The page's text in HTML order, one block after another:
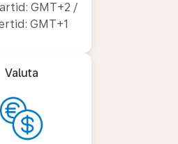
GMT+2 /
GMT+1
Valuta